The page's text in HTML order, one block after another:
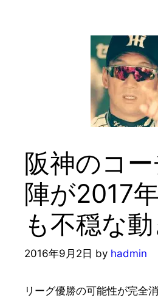
阪神のコ
陣が2017
も不穏な
2016年9月2日 by hadmin
リーグ優勝の可能性が完全消